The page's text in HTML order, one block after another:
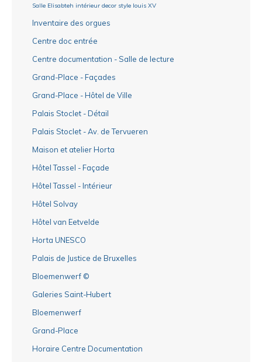
Salle Elisabteh intérieur decor style louis XV
Inventaire des orgues
Centre doc entrée
Centre documentation - Salle de lecture
Grand-Place - Façades
Grand-Place - Hôtel de Ville
Palais Stoclet - Détail
Palais Stoclet - Av. de Tervueren
Maison et atelier Horta
Hôtel Tassel - Façade
Hôtel Tassel - Intérieur
Hôtel Solvay
Hôtel van Eetvelde
Horta UNESCO
Palais de Justice de Bruxelles
Bloemenwerf ©
Galeries Saint-Hubert
Bloemenwerf
Grand-Place
Horaire Centre Documentation